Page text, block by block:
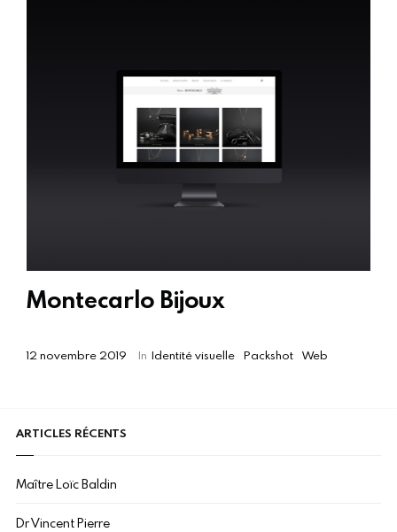
Montecarlo Bijoux
12 novembre 2019 In Identité visuelle Packshot Web
ARTICLES RÉCENTS
Maître Loïc Baldin
Dr Vincent Pierre